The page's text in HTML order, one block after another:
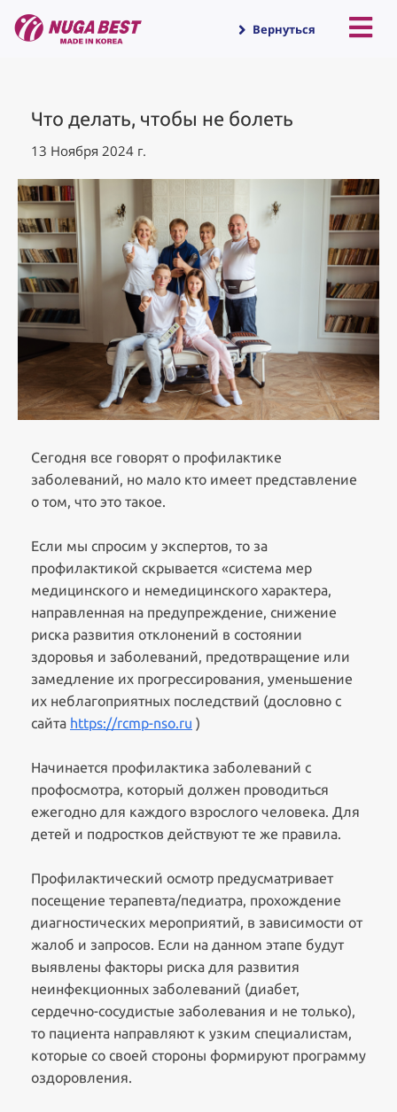
Вернуться
Что делать, чтобы не болеть
13 Ноября 2024 г.
Сегодня все говорят о профилактике
заболеваний, но мало кто имеет представление
о том, что это такое.
Если мы спросим у экспертов, то за
профилактикой скрывается «система мер
медицинского и немедицинского характера,
направленная на предупреждение, снижение
риска развития отклонений в состоянии
здоровья и заболеваний, предотвращение или
замедление их прогрессирования, уменьшение
их неблагоприятных последствий (дословно с
сайта https://rcmp-nso.ru )
Начинается профилактика заболеваний с
профосмотра, который должен проводиться
ежегодно для каждого взрослого человека. Для
детей и подростков действуют те же правила.
Профилактический осмотр предусматривает
посещение терапевта/педиатра, прохождение
диагностических мероприятий, в зависимости от
жалоб и запросов. Если на данном этапе будут
выявлены факторы риска для развития
неинфекционных заболеваний (диабет,
сердечно-сосудистые заболевания и не только),
то пациента направляют к узким специалистам,
которые со своей стороны формируют программу
оздоровления.